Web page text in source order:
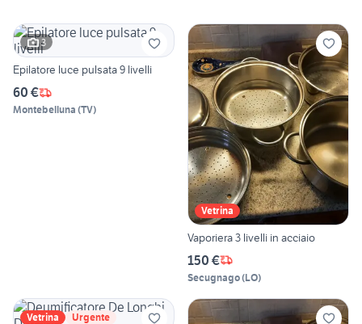
3
Epilatore luce pulsata 9 livelli
60 €
Montebelluna (TV)
Vetrina
Vaporiera 3 livelli in acciaio
150 €
Secugnago(LO)
Vetrina Urgente